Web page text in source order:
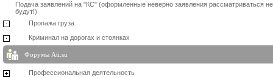
Подача заявлений на "КС" (оформленные неверно заявления рассматриваться не
будут!)
Пропажа груза
Криминал на дорогах и стоянках
Форумы Ati.su
Профессиональная деятельность